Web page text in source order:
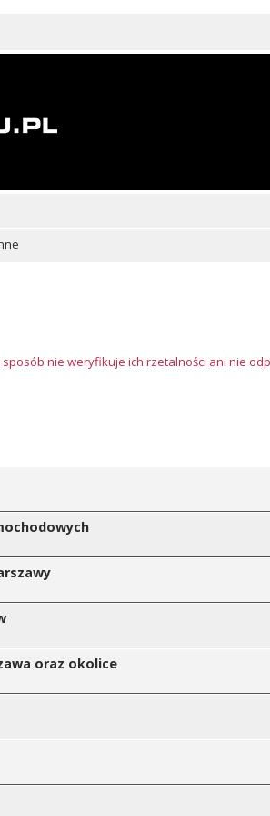
nie weryfikuje ich rzetalności ani nie
oraz okolice